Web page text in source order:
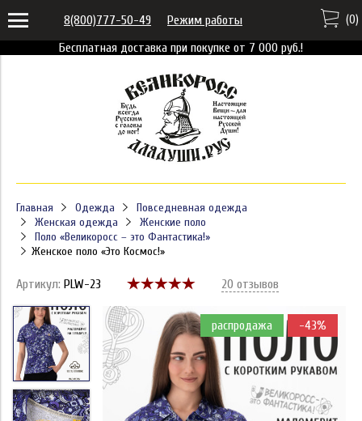
Бесплатная доставка при покупке от 7 000 руб.!
8(800)777-50-49 Режим работы (0)
Главная Одежда
Повседневная одежда
Женская одежда
Женские поло
Поло «Великоросс – это Фантастика!»
Женское поло «Это Космос!»
Артикул: PLW-23 20 отзывов
распродажа -43%